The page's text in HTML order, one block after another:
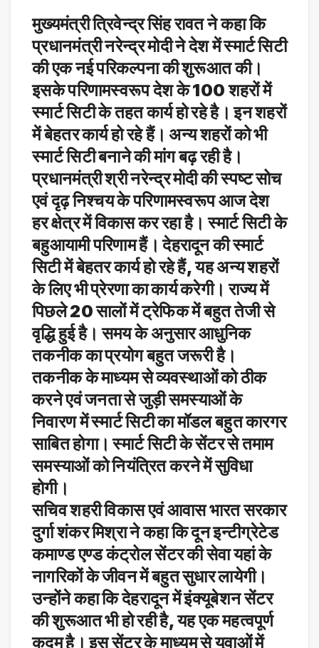
मुख्यमंत्री त्रिवेन्द्र सिंह रावत ने कहा कि
प्रधानमंत्री नरेन्द्र मोदी ने देश में स्मार्ट सिटी
की एक नई परिकल्पना की शुरूआत की।
इसके परिणामस्वरूप देश के 100 शहरों में
स्मार्ट सिटी के तहत कार्य हो रहे है। इन शहरों
में बेहतर कार्य हो रहे हैं। अन्य शहरों को भी
स्मार्ट सिटी बनाने की मांग बढ़ रही है।
प्रधानमंत्री श्री नरेन्द्र मोदी की स्पष्ट सोच
एवं दृढ़ निश्चय के परिणामस्वरूप आज देश
हर क्षेत्र में विकास कर रहा है। स्मार्ट सिटी के
बहुआयामी परिणाम हैं। देहरादून की स्मार्ट
सिटी में बेहतर कार्य हो रहे हैं, यह अन्य शहरों
के लिए भी प्रेरणा का कार्य करेगी। राज्य में
पिछले 20 सालों में ट्रेफिक में बहुत तेजी से
वृद्धि हुई है। समय के अनुसार आधुनिक
तकनीक का प्रयोग बहुत जरूरी है।
तकनीक के माध्यम से व्यवस्थाओं को ठीक
करने एवं जनता से जुड़ी समस्याओं के
निवारण में स्मार्ट सिटी का मॉडल बहुत कारगर
साबित होगा। स्मार्ट सिटी के सेंटर से तमाम
समस्याओं को नियंत्रित करने में सुविधा
होगी।
सचिव शहरी विकास एवं आवास भारत सरकार
दुर्गा शंकर मिश्रा ने कहा कि दून इन्टीग्रेटेड
कमाण्ड एण्ड कंट्रोल सेंटर की सेवा यहां के
नागरिकों के जीवन में बहुत सुधार लायेगी।
उन्होंने कहा कि देहरादून में इंक्यूबेशन सेंटर
की शुरूआत भी हो रही है, यह एक महत्वपूर्ण
कदम है। इस सेंटर के माध्यम से युवाओं में